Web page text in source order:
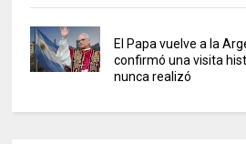
El Papa vuelve a la
confirmó una visita
nunca realizó